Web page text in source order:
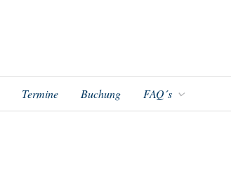
Termine Buchung FAQ´s